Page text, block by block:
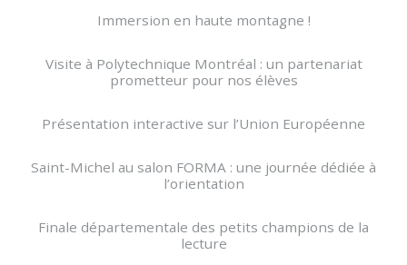
Immersion en haute montagne !
Visite à Polytechnique Montréal : un partenariat
prometteur pour nos élèves
Présentation interactive sur l’Union Européenne
Saint-Michel au salon FORMA : une journée dédiée à
l’orientation
Finale départementale des petits champions de la
lecture